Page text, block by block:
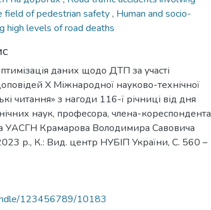
field of pedestrian safety, Human and socio-
high levels of road deaths
даних щодо ДТП за участі
Х Міжнародної науково-технічної
читання» з нагоди 116-ї річниці від дня
наук, професора, члена-кореспондента
УАСГН Крамарова Володимира Савовича
р., К.: Вид. центр НУБІП України, С. 560 –
123456789/10183